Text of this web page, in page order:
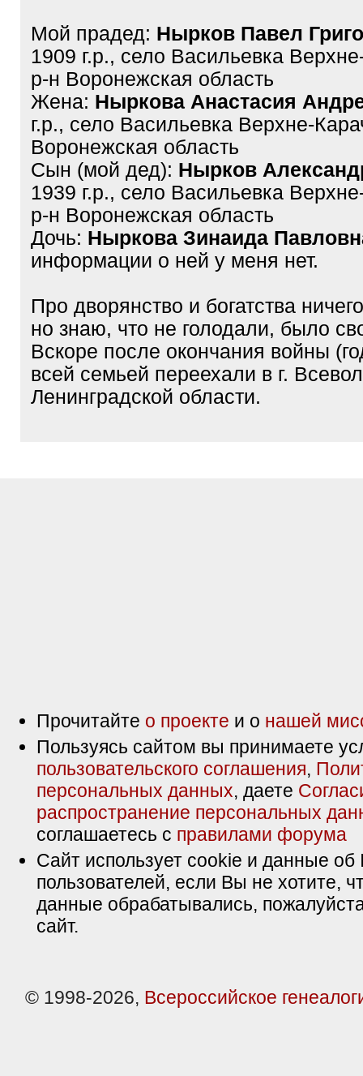
Мой прадед: Нырков Павел
1909 г.р., село Васильевка
р-н Воронежская область
Жена: Ныркова Анастасия
г.р., село Васильевка Верхне-
Воронежская область
Сын (мой дед): Нырков
1939 г.р., село Васильевка
р-н Воронежская область
Дочь: Ныркова Зинаида
информации о ней у меня нет.
Про дворянство и богатства
но знаю, что не голодали, было
Вскоре после окончания войны
всей семьей переехали в г.
Ленинградской области.
Прочитайте о проекте и о нашей
Пользуясь сайтом вы принимаете
пользовательского соглашения,
персональных данных, даете
распространение персональных
соглашаетесь с правилами форума
Сайт использует cookie и данные об
пользователей, если Вы не хотите,
данные обрабатывались,
сайт.
© 1998-2026, Всероссийское